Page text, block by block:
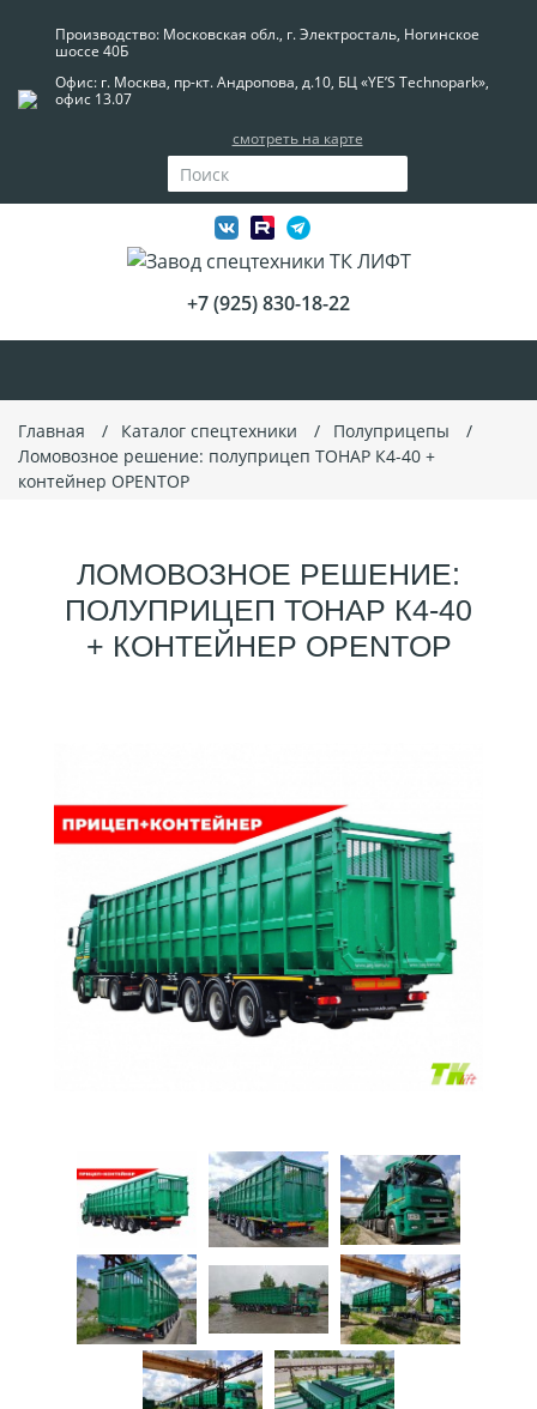
Производство: Московская обл., г. Электросталь, Ногинское
шоссе 40Б
Офис: г. Москва, пр-кт. Андропова, д.10, БЦ «YE’S Technopark»,
офис 13.07
смотреть на карте
+7 (925) 830-18-22
Главная Каталог спецтехники
Полуприцепы
Ломовозное решение: полуприцеп ТОНАР К4-40 +
контейнер OPENTOP
ЛОМОВОЗНОЕ РЕШЕНИЕ:
ПОЛУПРИЦЕП ТОНАР К4-40
+ КОНТЕЙНЕР OPENTOP